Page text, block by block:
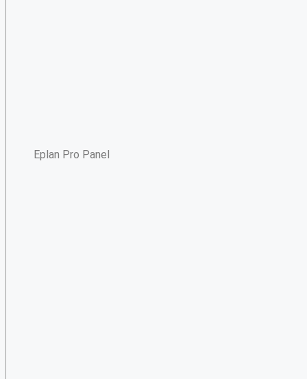
Eplan Pro Panel